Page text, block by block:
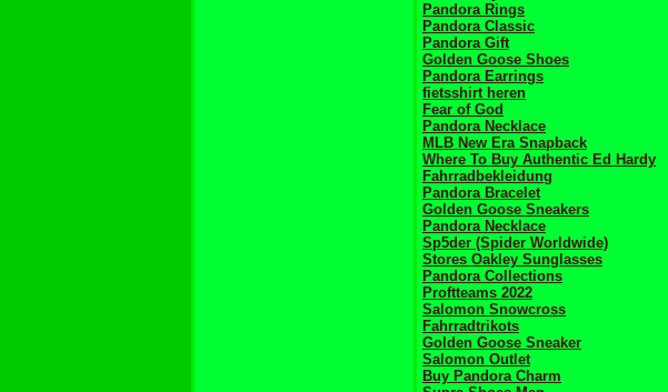
Pandora Rings
Pandora Classic
Pandora Gift
Golden Goose Shoes
Pandora Earrings
fietsshirt heren
Fear of God
Pandora Necklace
MLB New Era Snapback
Where To Buy Authentic Ed Hardy
Fahrradbekleidung
Pandora Bracelet
Golden Goose Sneakers
Pandora Necklace
Sp5der (Spider Worldwide)
Stores Oakley Sunglasses
Pandora Collections
Proftteams 2022
Salomon Snowcross
Fahrradtrikots
Golden Goose Sneaker
Salomon Outlet
Buy Pandora Charm